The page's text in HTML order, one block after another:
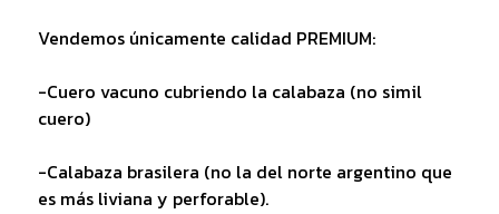
Vendemos únicamente calidad PREMIUM:
-Cuero vacuno cubriendo la calabaza (no simil
cuero)
-Calabaza brasilera (no la del norte argentino que
es más liviana y perforable).